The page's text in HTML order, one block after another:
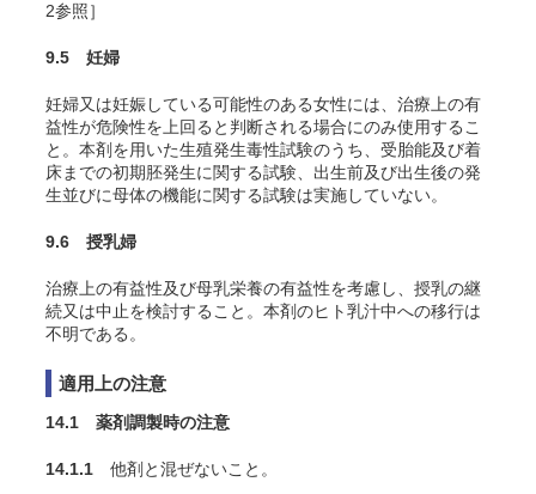
2参照］
9.5 妊婦
妊婦又は妊娠している可能性のある女性には、治療上の有
益性が危険性を上回ると判断される場合にのみ使用するこ
と。本剤を用いた生殖発生毒性試験のうち、受胎能及び着
床までの初期胚発生に関する試験、出生前及び出生後の発
生並びに母体の機能に関する試験は実施していない。
9.6 授乳婦
治療上の有益性及び母乳栄養の有益性を考慮し、授乳の継
続又は中止を検討すること。本剤のヒト乳汁中への移行は
不明である。
適用上の注意
14.1 薬剤調製時の注意
14.1.1 他剤と混ぜないこと。